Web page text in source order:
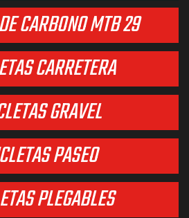
CARBONO MTB 29
CARRETERA
GRAVEL
PASEO
PLEGABLES